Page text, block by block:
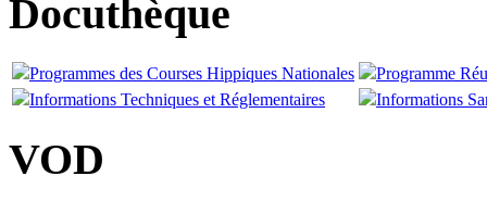
Docuthèque
Programmes des Courses Hippiques Nationales
Programme
Informations Techniques et Réglementaires
Informations
VOD